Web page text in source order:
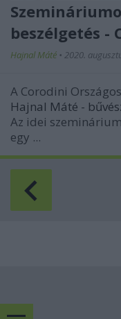
beszélgetés -
Hajnal Máté • 2020.
A Corodini
Hajnal Máté -
Az idei
egy ...